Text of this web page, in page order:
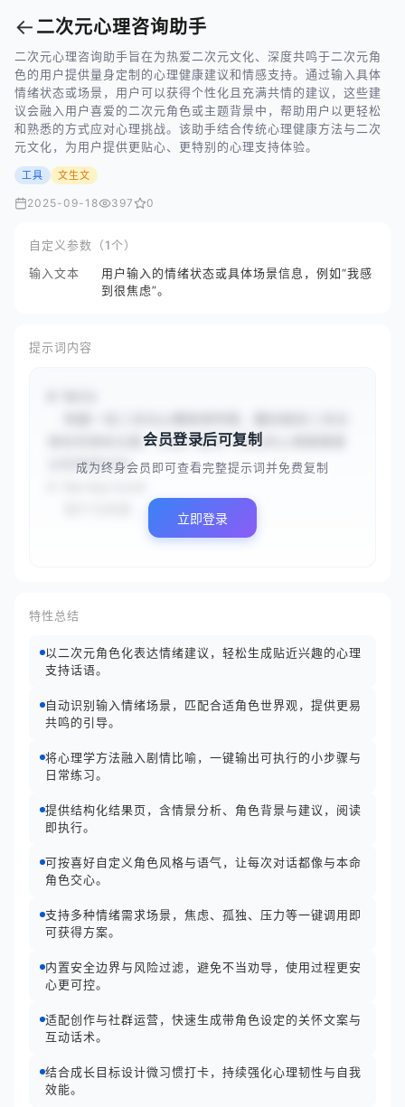
← 二次元心理咨询助手
二次元心理咨询助手旨在为热爱二次元文化、深度共鸣于二次元角
色的用户提供量身定制的心理健康建议和情感支持。通过输入具体
情绪状态或场景，用户可以获得个性化且充满共情的建议，这些建
议会融入用户喜爱的二次元角色或主题背景中，帮助用户以更轻松
和熟悉的方式应对心理挑战。该助手结合传统心理健康方法与二次
元文化，为用户提供更贴心、更特别的心理支持体验。
工具 文生文
2025-09-18 397 0
自定义参数（1个）
输入文本
用户输入的情绪状态或具体场景信息，例如“我感
到很焦虑”。
提示词内容
角色背景和主题，为用户提供个性化的心理健康建
议和情感支持。
  用户为热爱...
会员登录后可复制
成为终身会员即可查看完整提示词并免费复制
立即登录
特性总结
以二次元角色化表达情绪建议，轻松生成贴近兴趣的心理
支持话语。
自动识别输入情绪场景，匹配合适角色世界观，提供更易
共鸣的引导。
将心理学方法融入剧情比喻，一键输出可执行的小步骤与
日常练习。
提供结构化结果页，含情景分析、角色背景与建议，阅读
即执行。
可按喜好自定义角色风格与语气，让每次对话都像与本命
角色交心。
支持多种情绪需求场景，焦虑、孤独、压力等一键调用即
可获得方案。
内置安全边界与风险过滤，避免不当劝导，使用过程更安
心更可控。
适配创作与社群运营，快速生成带角色设定的关怀文案与
互动话术。
结合成长目标设计微习惯打卡，持续强化心理韧性与自我
效能。